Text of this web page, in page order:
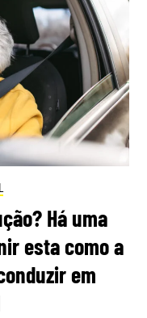
Há uma
esta como a
em